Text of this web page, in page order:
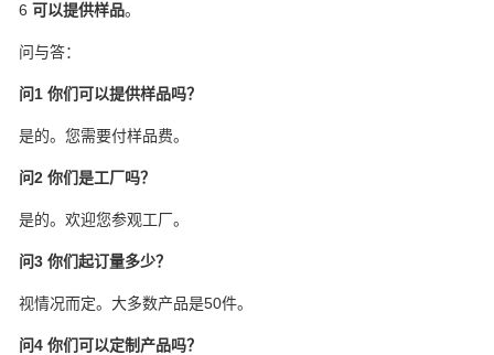
6 可以提供样品。
问与答：
问1 你们可以提供样品吗？
是的。您需要付样品费。
问2 你们是工厂吗？
是的。欢迎您参观工厂。
问3 你们起订量多少？
视情况而定。大多数产品是50件。
问4 你们可以定制产品吗？